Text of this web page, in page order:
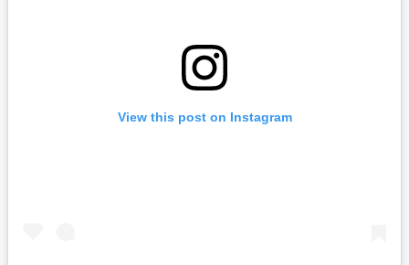
View this post on Instagram